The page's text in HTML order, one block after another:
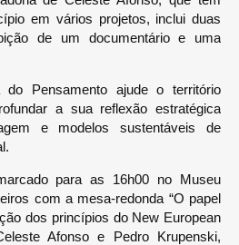
em vários projetos, inclui duas
de um documentário e uma
Pensamento ajude o território
a sua reflexão estratégica
e modelos sustentáveis de
para as 16h00 no Museu
com a mesa-redonda “O papel
dos princípios do New European
Afonso e Pedro Krupenski,